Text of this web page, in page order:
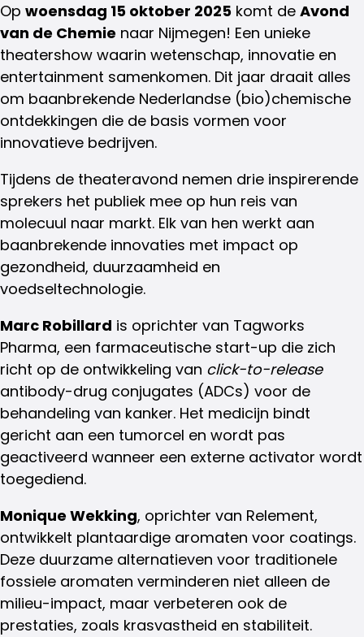
Op woensdag 15 oktober 2025 komt de Avond
van de Chemie naar Nijmegen! Een unieke
theatershow waarin wetenschap, innovatie en
entertainment samenkomen. Dit jaar draait alles
om baanbrekende Nederlandse (bio)chemische
ontdekkingen die de basis vormen voor
innovatieve bedrijven.
Tijdens de theateravond nemen drie inspirerende
sprekers het publiek mee op hun reis van
molecuul naar markt. Elk van hen werkt aan
baanbrekende innovaties met impact op
gezondheid, duurzaamheid en
voedseltechnologie.
Marc Robillard is oprichter van Tagworks
Pharma, een farmaceutische start-up die zich
richt op de ontwikkeling van click-to-release
antibody-drug conjugates (ADCs) voor de
behandeling van kanker. Het medicijn bindt
gericht aan een tumorcel en wordt pas
geactiveerd wanneer een externe activator wordt
toegediend.
Monique Wekking, oprichter van Relement,
ontwikkelt plantaardige aromaten voor coatings.
Deze duurzame alternatieven voor traditionele
fossiele aromaten verminderen niet alleen de
milieu-impact, maar verbeteren ook de
prestaties, zoals krasvastheid en stabiliteit.